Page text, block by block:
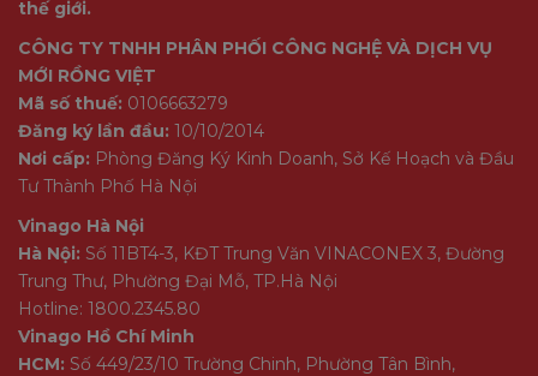
thế giới.
CÔNG TY TNHH PHÂN PHỐI CÔNG NGHỆ VÀ DỊCH VỤ
MỚI RỒNG VIỆT
Mã số thuế: 0106663279
Đăng ký lần đầu: 10/10/2014
Nơi cấp: Phòng Đăng Ký Kinh Doanh, Sở Kế Hoạch và Đầu
Tư Thành Phố Hà Nội
Vinago Hà Nội
Hà Nội: Số 11BT4-3, KĐT Trung Văn VINACONEX 3, Đường
Trung Thư, Phường Đại Mỗ, TP.Hà Nội
Hotline: 1800.2345.80
Vinago Hồ Chí Minh
HCM: Số 449/23/10 Trường Chinh, Phường Tân Bình,